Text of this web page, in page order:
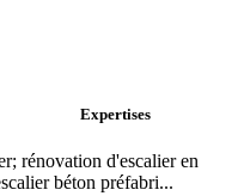
Expertises
rénovation d'escalier en
béton préfabri...